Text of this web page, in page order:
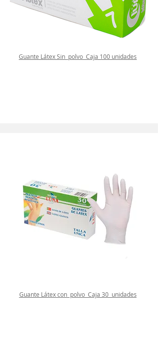
Guante Látex Sin polvo Caja 100 unidades
Guante Látex con polvo Caja 30 unidades